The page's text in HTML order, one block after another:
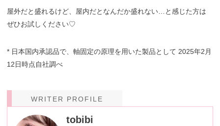
屋外だと盛れるけど、屋内だとなんだか盛れない…と感じた方は
ぜひお試しください♡
* 日本国内承認品で、軸固定の原理を用いた製品として 2025年2月
12日時点自社調べ
WRITER PROFILE
tobibi